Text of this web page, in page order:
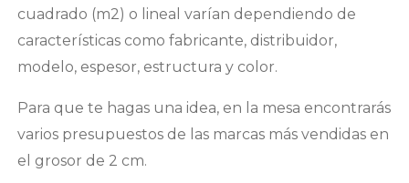
cuadrado (m2) o lineal varían dependiendo de
características como fabricante, distribuidor,
modelo, espesor, estructura y color.
Para que te hagas una idea, en la mesa encontrarás
varios presupuestos de las marcas más vendidas en
el grosor de 2 cm.